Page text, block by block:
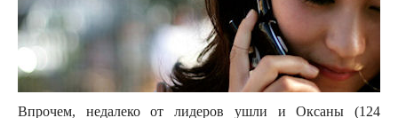
Впрочем, недалеко от лидеров ушли и Оксаны (124